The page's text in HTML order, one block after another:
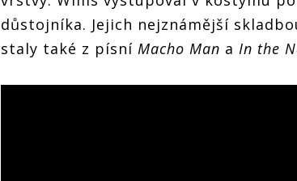
důstojníka. Jejich nejznámější
staly také z písní Macho Man a In the